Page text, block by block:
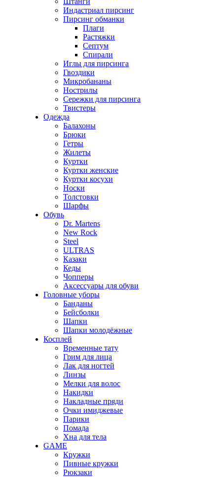
Индастриал пирсинг
Пирсинг обманки
Плаги
Растяжки
Септум
Спирали
Иглы для пирсинга
Гвоздики
Микробананы
Нострилы
Сережки для пирсинга
Твистеры
Одежда
Балахоны
Брюки
Гетры
Жилеты
Куртки
Куртки женские
Куртки косухи
Носки
Толстовки
Шарфы
Обувь
Dr. Martens
New Rock
Steel
ULTRAS
Казаки
Кеды
Чопперы
Аксессуары для обуви
Головные уборы
Банданы
Бейсболки
Шапки
Шапки молодёжные
Косплей
Временные тату
Грим для лица
Лак для ногтей
Линзы
Мелки для волос
Накидки
Накладные пряди
Очки имиджевые
Парики
Помада
Хна для тела
GAME
Кружки
Пивные кружки
Рюкзаки